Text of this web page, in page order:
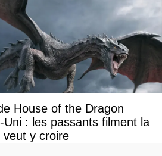
House of the Dragon
: les passants filment la
veut y croire